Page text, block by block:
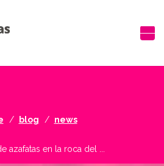
blog news
azafatas en la roca del ...